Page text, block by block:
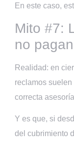
En este caso,
Mito #7:
no pagan
Realidad: en
reclamos
correcta
Y es que, si
del cubrimiento